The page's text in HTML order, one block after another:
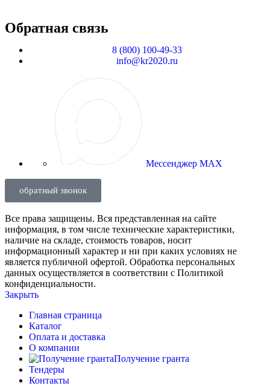
Обратная связь
8 (800) 100-49-33
info@kr2020.ru
Мессенджер MAX
обратный звонок
Все права защищены. Вся представленная на сайте
информация, в том числе технические характеристики,
наличие на складе, стоимость товаров, носит
информационный характер и ни при каких условиях не
является публичной офертой. Обработка персональных
данных осуществляется в соответствии с Политикой
конфиденциальности.
Закрыть
Главная страница
Каталог
Оплата и доставка
О компании
Получение гранта
Тендеры
Контакты